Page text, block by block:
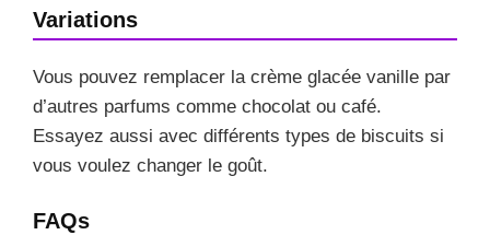
Variations
Vous pouvez remplacer la crème glacée vanille par
d’autres parfums comme chocolat ou café.
Essayez aussi avec différents types de biscuits si
vous voulez changer le goût.
FAQs